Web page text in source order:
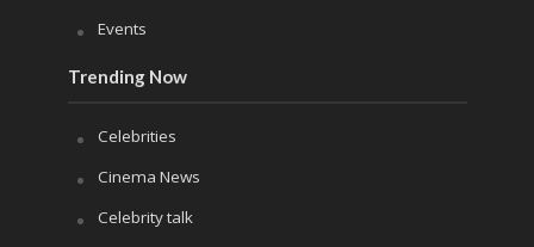
Events
Trending Now
Celebrities
Cinema News
Celebrity talk